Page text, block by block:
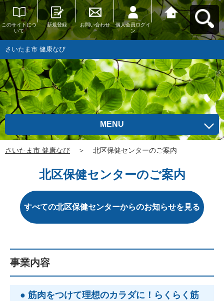
このサイトにつ
いて
新規登録 お問い合わせ
個人会員ログイ
ン
さいたま市 健康
なびへ戻る
さいたま市 健康なび
MENU
さいたま市 健康なび ＞ 北区保健センターのご案内
北区保健センターのご案内
すべての北区保健センターからのお知らせを見る
事業内容
● 筋肉をつけて理想のカラダに！らくらく筋